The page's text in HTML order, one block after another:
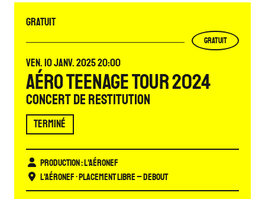
GRATUIT
GRATUIT
VENDREDI
VEN. 10JANVIER
JANV. 202520:00
Aéro Teenage Tour 2024
Concert de restitution
TERMINÉ
Production : L'Aéronef
L'Aéronef• Placement libre – Debout